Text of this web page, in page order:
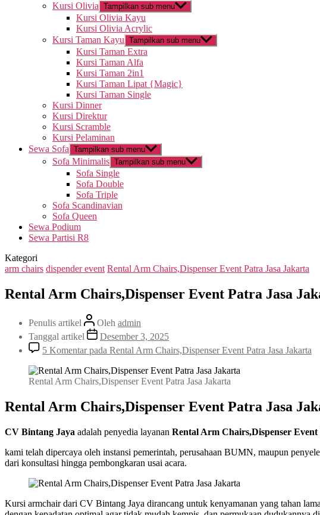
Kursi Olivia Tampilkan sub menu
Kursi Olivia Kayu
Kursi Olivia Acrylic
Kursi Taman Kayu Tampilkan sub menu
Kursi Taman Extra
Kursi Taman Alfa
Kursi Taman 2in1
Kursi Taman Lipat {Magic}
Kursi Taman Single
Kursi Dinner
Kursi Direktur
Kursi Scramble
Kursi Pelaminan
Sewa Sofa Tampilkan sub menu
Sofa Minimalis Tampilkan sub menu
Sofa Single
Sofa Double
Sofa Triple
Sofa Scandinavian
Sofa Queen
Sewa Podium
Sewa Partisi R8
Kategori
arm chairs dispender event Rental Arm Chairs,Dispenser Event Patra Jasa Jakarta
Rental Arm Chairs,Dispenser Event Patra Jasa
Penulis artikel Oleh admin
Tanggal artikel
Desember 3, 2025
5 Komentarpada Rental Arm Chairs,Dispenser Event Patra Jasa Jakarta
Rental Arm Chairs,Dispenser Event Patra Jasa Jakarta
Rental Arm Chairs,Dispenser Event Patra Jasa
CV Bintang Jaya adalah penyedia layanan Rental Arm Chairs,Dispenser
kami telah dipercaya oleh instansi pemerintah, perusahaan BUMN, maupun
dari konsultasi hingga pembongkaran usai acara.
Kursi armchair dari CV Bintang Jaya dirancang untuk kenyamanan yang tahan